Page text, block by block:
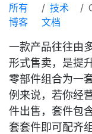
所有
博客
技术
文档
一款产品往往由
形式售卖，是提
零部件组合为一
例来说，若你经
件出售，套件包
套套件即可配齐